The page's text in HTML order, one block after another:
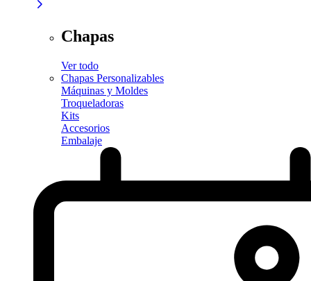
Chapas
Ver todo
Chapas Personalizables
Máquinas y Moldes
Troqueladoras
Kits
Accesorios
Embalaje